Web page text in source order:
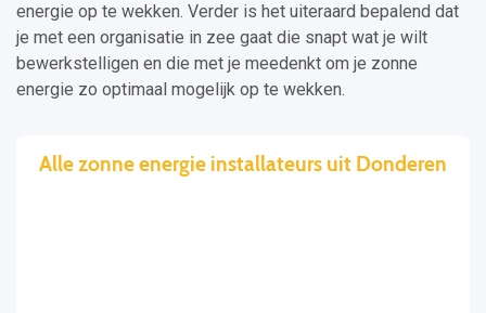
energie op te wekken. Verder is het uiteraard bepalend dat
je met een organisatie in zee gaat die snapt wat je wilt
bewerkstelligen en die met je meedenkt om je zonne
energie zo optimaal mogelijk op te wekken.
Alle zonne energie installateurs uit Donderen